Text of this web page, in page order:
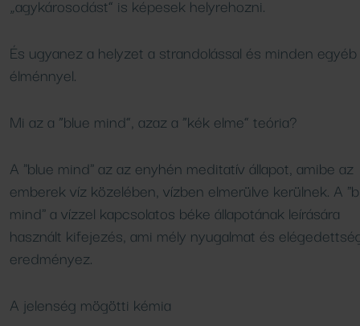
„agykárosodást” is képesek helyrehozni.
És ugyanez a helyzet a strandolással és minden
élménnyel.
Mi az a “blue mind”, azaz a “kék elme” teória?
A "blue mind" az az enyhén meditatív állapot, amibe az
emberek víz közelében, vízben elmerülve kerülnek. A
mind" a vízzel kapcsolatos béke állapotának leírására
használt kifejezés, ami mély nyugalmat és
eredményez.
A jelenség mögötti kémia